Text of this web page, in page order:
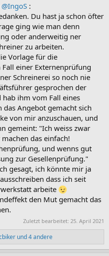
@IngoS :
Du hast ja schon öfter
ging wie man denn
oder anderweitig ner
zu arbeiten.
Vorlage für die
einer Externenprüfung
Schreinerei so noch nie
gesprochen der
ihm vom Fall eines
das Angebot gemacht sich
von mir anzuschauen, und
gemeint: "Ich weiss zwar
das einfach!
und wenns gut
zur Gesellenprüfung."
gesagt, ich könnte mir ja
dass ich seit
arbeite
den Mut gemacht das
Zuletzt bearbeitet: 25. April 2021
und 4 andere